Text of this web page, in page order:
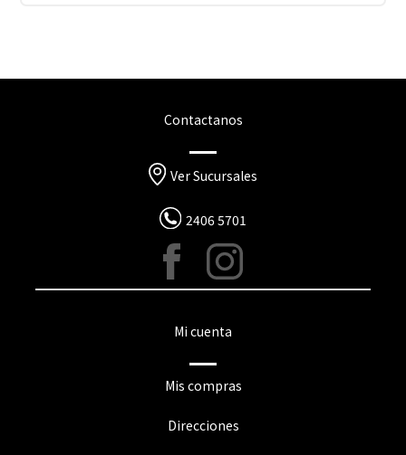
Contactanos
Ver Sucursales
2406 5701
Mi cuenta
Mis compras
Direcciones